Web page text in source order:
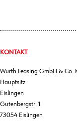
KONTAKT
Würth Leasing GmbH & Co.
Hauptsitz
Eislingen
Gutenbergstr. 1
73054 Eislingen